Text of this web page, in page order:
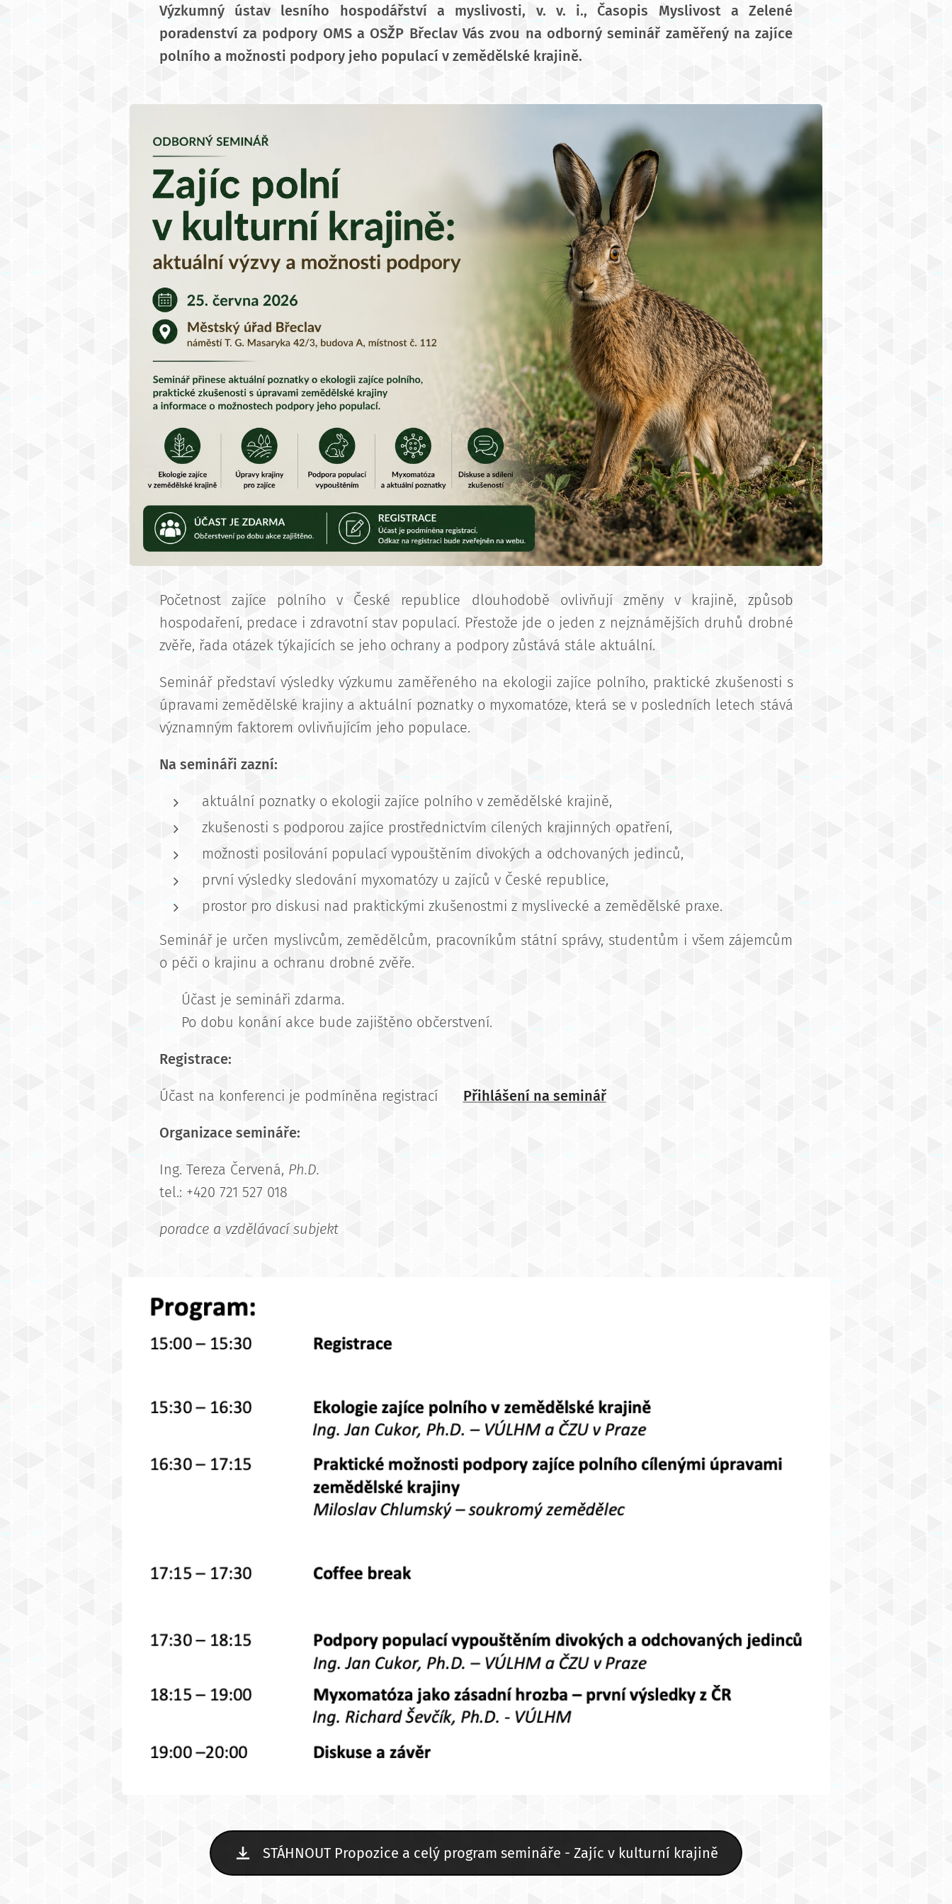
Výzkumný ústav lesního hospodářství a myslivosti, v. v. i., Časopis Myslivost a Zelené
poradenství za podpory OMS a OSŽP Břeclav Vás zvou na odborný seminář zaměřený na zajíce
polního a možnosti podpory jeho populací v zemědělské krajině.
Početnost zajíce polního v České republice dlouhodobě ovlivňují změny v krajině, způsob
hospodaření, predace i zdravotní stav populací. Přestože jde o jeden z nejznámějších druhů drobné
zvěře, řada otázek týkajících se jeho ochrany a podpory zůstává stále aktuální.
Seminář představí výsledky výzkumu zaměřeného na ekologii zajíce polního, praktické zkušenosti s
úpravami zemědělské krajiny a aktuální poznatky o myxomatóze, která se v posledních letech stává
významným faktorem ovlivňujícím jeho populace.
Na semináři zazní:
aktuální poznatky o ekologii zajíce polního v zemědělské krajině,
zkušenosti s podporou zajíce prostřednictvím cílených krajinných opatření,
možnosti posilování populací vypouštěním divokých a odchovaných jedinců,
první výsledky sledování myxomatózy u zajíců v České republice,
prostor pro diskusi nad praktickými zkušenostmi z myslivecké a zemědělské praxe.
Seminář je určen myslivcům, zemědělcům, pracovníkům státní správy, studentům i všem zájemcům
o péči o krajinu a ochranu drobné zvěře.
🎟️ Účast je semináři zdarma.
☕ Po dobu konání akce bude zajištěno občerstvení.
Registrace:
Účast na konferenci je podmíněna registrací Přihlášení na seminář
Organizace semináře:
Ing. Tereza Červená, Ph.D.
tel.: +420 721 527 018
poradce a vzdělávací subjekt
STÁHNOUT Propozice a celý program semináře - Zajíc v kulturní krajině